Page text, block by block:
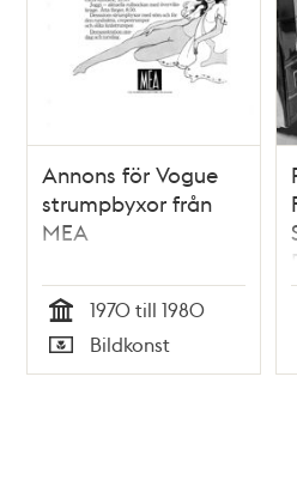
Annons för Vogue
strumpbyxor från
MEA
Tid
1970 till 1980
Typ
Bildkonst